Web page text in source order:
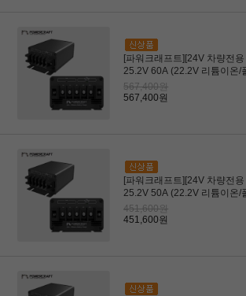
[파워크래프트][24V 차량전
25.2V 60A (22.2V 리튬이온/
용) (드론, 로봇용)
567,400원
567,400원
[파워크래프트][24V 차량전
25.2V 50A (22.2V 리튬이온/
용) (드론, 로봇용)
451,600원
451,600원